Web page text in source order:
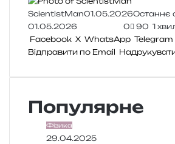
ScientistMan01.05.2026Останнє
01.05.2026
0 90 1
Facebook X WhatsApp Telegram
Відправити по Email
Популярне
Фізика
29.04.2025